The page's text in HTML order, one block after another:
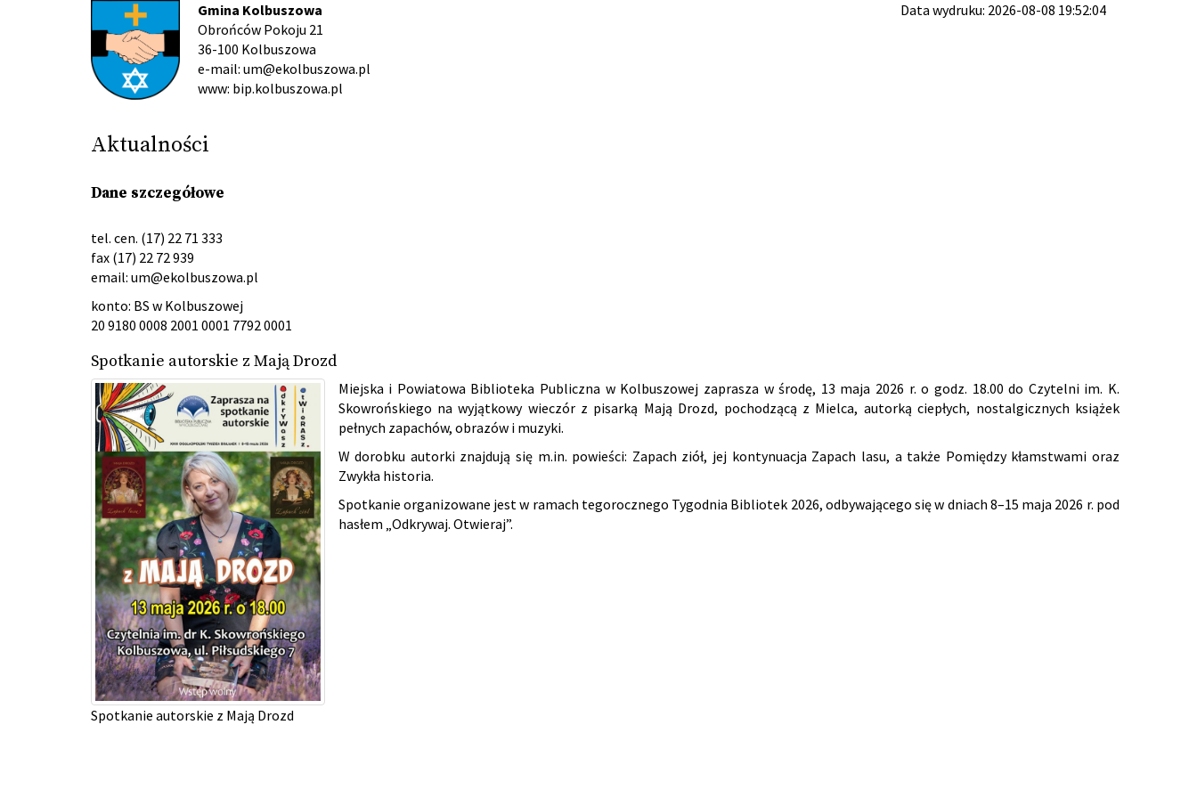
Gmina Kolbuszowa
Obrońców Pokoju 21
36-100 Kolbuszowa
e-mail: um@ekolbuszowa.pl
www: bip.kolbuszowa.pl
Data wydruku: 2026-08-08 19:52:04
Aktualności
Dane szczegółowe
tel. cen. (17) 22 71 333
fax (17) 22 72 939
email: um@ekolbuszowa.pl
konto: BS w Kolbuszowej
20 9180 0008 2001 0001 7792 0001
Spotkanie autorskie z Mają Drozd
Spotkanie autorskie z Mają Drozd
Miejska i Powiatowa Biblioteka Publiczna w Kolbuszowej zaprasza w środę, 13 maja 2026 r. o godz. 18.00 do Czytelni im. K.
Skowrońskiego na wyjątkowy wieczór z pisarką Mają Drozd, pochodzącą z Mielca, autorką ciepłych, nostalgicznych książek
pełnych zapachów, obrazów i muzyki.
W dorobku autorki znajdują się m.in. powieści: Zapach ziół, jej kontynuacja Zapach lasu, a także Pomiędzy kłamstwami oraz
Zwykła historia.
Spotkanie organizowane jest w ramach tegorocznego Tygodnia Bibliotek 2026, odbywającego się w dniach 8–15 maja 2026 r. pod
hasłem „Odkrywaj. Otwieraj”.